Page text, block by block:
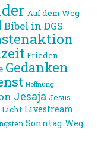
Auf dem Weg
Bibel in DGS
Frieden
Gedanken
Hoffnung
Jesaja Jesus
Licht Livestream
Sonntag Weg